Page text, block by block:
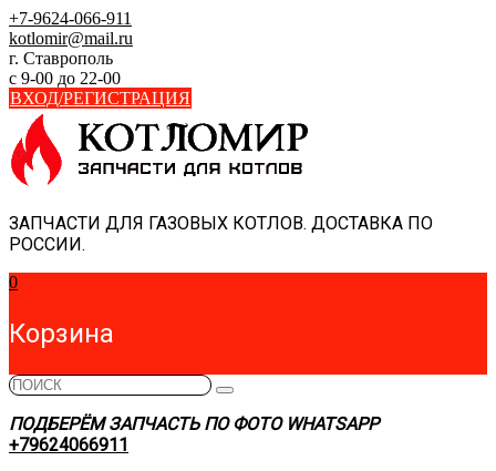
Skip
to
content
+7-9624-066-911
kotlomir@mail.ru
г. Ставрополь
с 9-00 до 22-00
ВХОД/РЕГИСТРАЦИЯ
ЗАПЧАСТИ ДЛЯ ГАЗОВЫХ КОТЛОВ. ДОСТАВКА ПО
РОССИИ.
0
Корзина
ПОДБЕРЁМ ЗАПЧАСТЬ ПО ФОТО WHATSAPP
+79624066911